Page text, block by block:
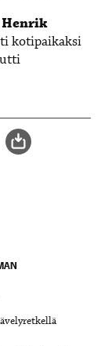
Henrik
kotipaikaksi